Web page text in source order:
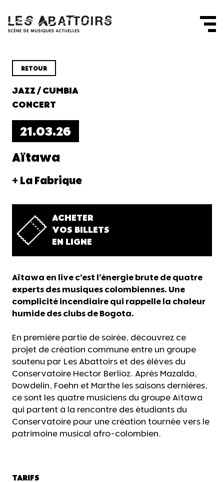
RETOUR
JAZZ / CUMBIA
CONCERT
21.03.26
Aïtawa
+ La Fabrique
ACHETER
VOS BILLETS
EN LIGNE
Aïtawa en live c’est l’énergie brute de quatre
experts des musiques colombiennes. Une
complicité incendiaire qui rappelle la chaleur
humide des clubs de Bogota.
En première partie de soirée, découvrez ce
projet de création commune entre un groupe
soutenu par Les Abattoirs et des élèves du
Conservatoire Hector Berlioz. Après Mazalda,
Dowdelin, Foehn et Marthe les saisons dernières,
ce sont les quatre musiciens du groupe Aïtawa
qui partent à la rencontre des étudiants du
Conservatoire pour une création tournée vers le
patrimoine musical afro-colombien.
TARIFS